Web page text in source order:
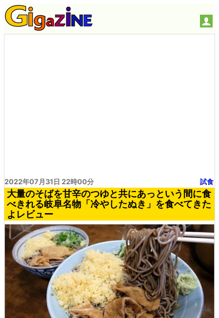
2022年07月31日 22時00分 試食
大量のそばを甘辛のつゆと共にあっという間に食
べきれる岐阜名物「冷やしたぬき」を食べてきた
よレビュー